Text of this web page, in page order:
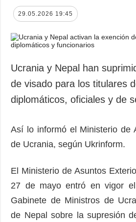
29.05.2026 19:45
Ucrania y Nepal han
de visado para los titulares
diplomáticos, oficiales y de
Así lo informó el Ministerio de
de Ucrania, según Ukrinform.
El Ministerio de Asuntos
27 de mayo entró en vigor
Gabinete de Ministros de
de Nepal sobre la supresión